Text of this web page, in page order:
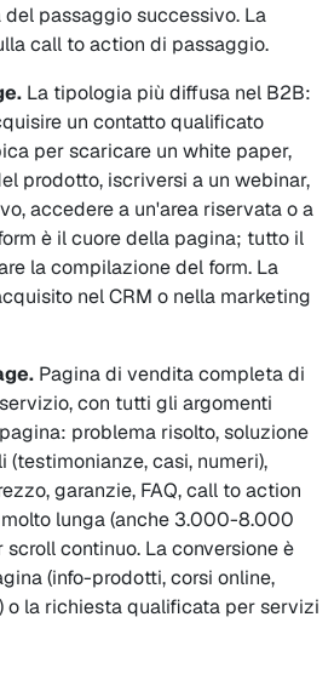
passaggio successivo. La
call to action di passaggio.
La tipologia più diffusa nel B2B:
un contatto qualificato
per scaricare un white paper,
prodotto, iscriversi a un webinar,
accedere a un'area riservata o a
è il cuore della pagina; tutto il
la compilazione del form. La
nel CRM o nella marketing
Pagina di vendita completa di
con tutti gli argomenti
problema risolto, soluzione
(testimonianze, casi, numeri),
garanzie, FAQ, call to action
lunga (anche 3.000-8.000
continuo. La conversione è
(info-prodotti, corsi online,
la richiesta qualificata per servizi